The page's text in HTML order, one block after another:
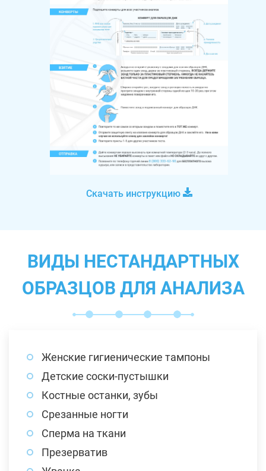
Скачать инструкцию
ВИДЫ НЕСТАНДАРТНЫХ
ОБРАЗЦОВ ДЛЯ АНАЛИЗА
Женские гигиенические тампоны
Детские соски-пустышки
Костные останки, зубы
Срезанные ногти
Сперма на ткани
Презерватив